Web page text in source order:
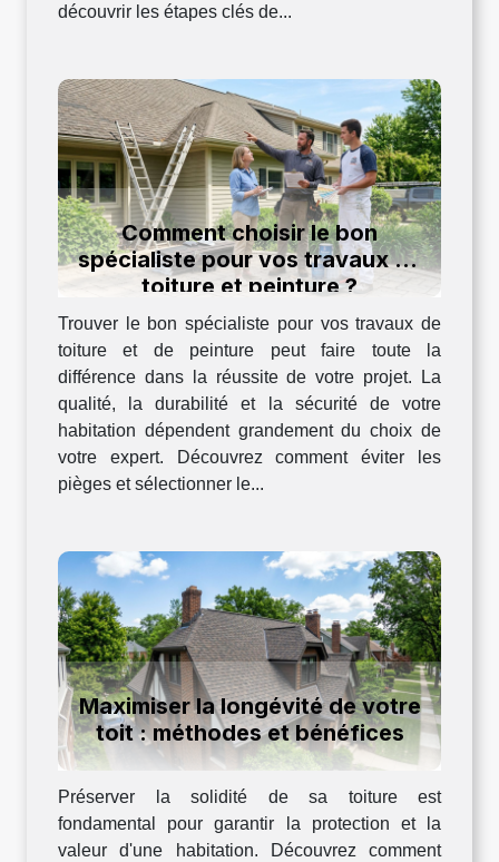
découvrir les étapes clés de...
Comment choisir le bon
spécialiste pour vos travaux de
toiture et peinture ?
Trouver le bon spécialiste pour vos travaux de
toiture et de peinture peut faire toute la
différence dans la réussite de votre projet. La
qualité, la durabilité et la sécurité de votre
habitation dépendent grandement du choix de
votre expert. Découvrez comment éviter les
pièges et sélectionner le...
Maximiser la longévité de votre
toit : méthodes et bénéfices
Préserver la solidité de sa toiture est
fondamental pour garantir la protection et la
valeur d'une habitation. Découvrez comment